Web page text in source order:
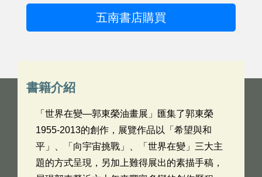
五南書店購買
書籍介紹
「世界在變—郭東榮油畫展」匯集了郭東榮
1955-2013的創作，展覽作品以「希望與和
平」、「向宇宙挑戰」、「世界在變」三大主
題的方式呈現，另加上難得展出的素描手稿，